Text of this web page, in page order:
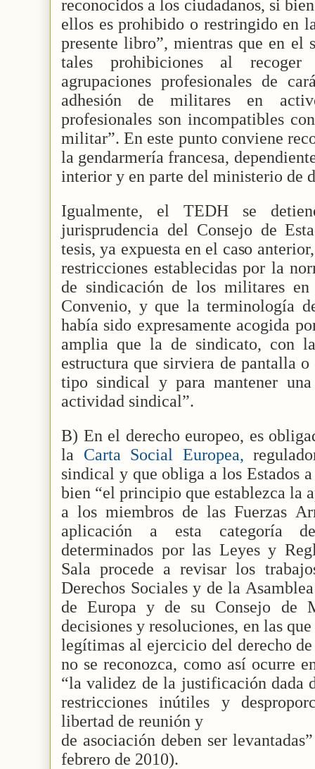
reconocidos a los ciudadanos, si
ellos es prohibido o restringido en
presente libro”, mientras que en el
tales prohibiciones al
agrupaciones profesionales de
adhesión de militares en
profesionales son incompatibles
militar”. En este punto conviene
la gendarmería francesa,
interior y en parte del ministerio de
Igualmente, el TEDH se
jurisprudencia del Consejo de
tesis, ya expuesta en el caso
restricciones establecidas por la
de sindicación de los militares
Convenio, y que la terminología
había sido expresamente acogida
amplia que la de sindicato, con
estructura que sirviera de pantalla
tipo sindical y para mantener
actividad sindical”.
B) En el derecho europeo, es
la Carta Social Europea,
sindical y que obliga a los Estados
bien “el principio que establezca la
a los miembros de las Fuerzas
aplicación a esta categoría
determinados por las Leyes y
Sala procede a revisar los
Derechos Sociales y de la
de Europa y de su Consejo de
decisiones y resoluciones, en las
legítimas al ejercicio del derecho
no se reconozca, como así ocurre
“la validez de la justificación dada
restricciones inútiles y
libertad de reunión y
de asociación deben ser
febrero de 2010).